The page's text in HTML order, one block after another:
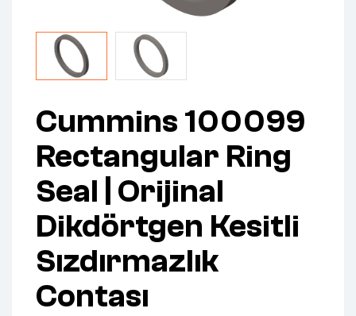
Cummins 100099
Rectangular Ring
Seal | Orijinal
Dikdörtgen Kesitli
Sızdırmazlık
Contası